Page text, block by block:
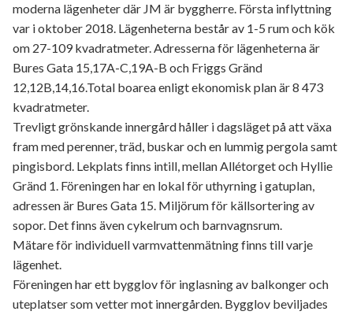
moderna lägenheter där JM är byggherre. Första inflyttning
var i oktober 2018. Lägenheterna består av 1-5 rum och kök
om 27-109 kvadratmeter. Adresserna för lägenheterna är
Bures Gata 15,17A-C,19A-B och Friggs Gränd
12,12B,14,16.Total boarea enligt ekonomisk plan är 8 473
kvadratmeter.
Trevligt grönskande innergård håller i dagsläget på att växa
fram med perenner, träd, buskar och en lummig pergola samt
pingisbord. Lekplats finns intill, mellan Allétorget och Hyllie
Gränd 1. Föreningen har en lokal för uthyrning i gatuplan,
adressen är Bures Gata 15. Miljörum för källsortering av
sopor. Det finns även cykelrum och barnvagnsrum.
Mätare för individuell varmvattenmätning finns till varje
lägenhet.
Föreningen har ett bygglov för inglasning av balkonger och
uteplatser som vetter mot innergården. Bygglov beviljades